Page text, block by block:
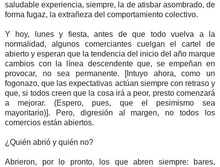
saludable experiencia, siempre, la de atisbar asombrado, de
forma fugaz, la extrañeza del comportamiento colectivo.
Y hoy, lunes y fiesta, antes de que todo vuelva a la
normalidad, algunos comerciantes cuelgan el cartel de
abierto y esperan que la tendencia del inicio del año marque
cambios con la línea descendente que, se empeñan en
provocar, no sea permanente. [Intuyo ahora, como un
fogonazo, que las expectativas actúan siempre con retraso y
que, si todos creen que la cosa irá a peor, presto comenzará
a mejorar. (Espero, pues, que el pesimismo sea
mayoritario)]. Pero, digresión al margen, no todos los
comercios están abiertos.
¿Quién abrió y quién no?
Abrieron, por lo pronto, los que abren siempre: bares,